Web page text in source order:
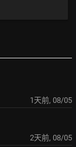
1天前, 08/05
2天前, 08/05